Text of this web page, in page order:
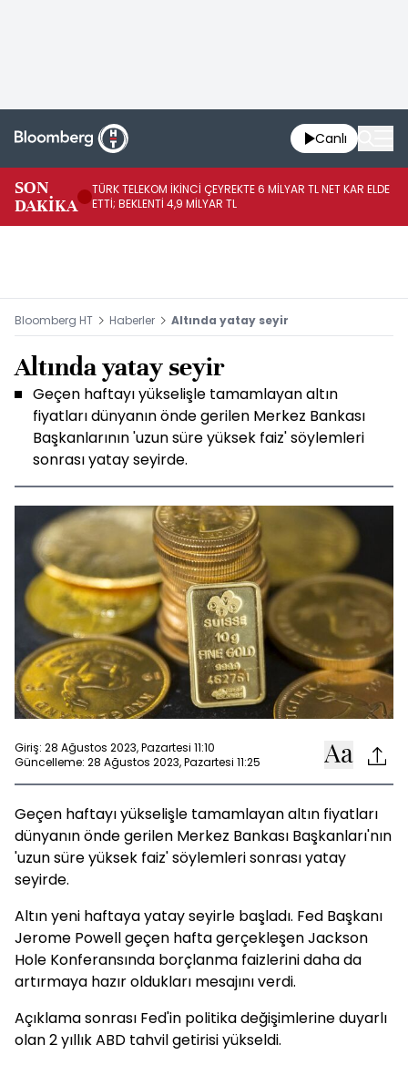
Canlı
SON
DAKİKA
TÜRK TELEKOM İKİNCİ ÇEYREKTE 6 MİLYAR TL NET KAR ELDE
ETTİ; BEKLENTİ 4,9 MİLYAR TL
Bloomberg HT Haberler Altında yatay seyir
Altında yatay seyir
Geçen haftayı yükselişle tamamlayan altın
fiyatları dünyanın önde gerilen Merkez Bankası
Başkanlarının 'uzun süre yüksek faiz' söylemleri
sonrası yatay seyirde.
Giriş: 28 Ağustos 2023, Pazartesi 11:10
Güncelleme: 28 Ağustos 2023, Pazartesi 11:25
Geçen haftayı yükselişle tamamlayan altın fiyatları
dünyanın önde gerilen Merkez Bankası Başkanları'nın
'uzun süre yüksek faiz' söylemleri sonrası yatay
seyirde.
Altın yeni haftaya yatay seyirle başladı. Fed Başkanı
Jerome Powell geçen hafta gerçekleşen Jackson
Hole Konferansında borçlanma faizlerini daha da
artırmaya hazır oldukları mesajını verdi.
Açıklama sonrası Fed'in politika değişimlerine duyarlı
olan 2 yıllık ABD tahvil getirisi yükseldi.